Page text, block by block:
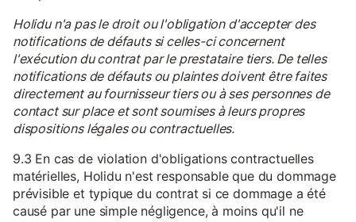
Holidu n'a pas le droit ou l'obligation d'accepter des
notifications de défauts si celles-ci concernent
l'exécution du contrat par le prestataire tiers. De telles
notifications de défauts ou plaintes doivent être faites
directement au fournisseur tiers ou à ses personnes de
contact sur place et sont soumises à leurs propres
dispositions légales ou contractuelles.
9.3 En cas de violation d'obligations contractuelles
matérielles, Holidu n'est responsable que du dommage
prévisible et typique du contrat si ce dommage a été
causé par une simple négligence, à moins qu'il ne